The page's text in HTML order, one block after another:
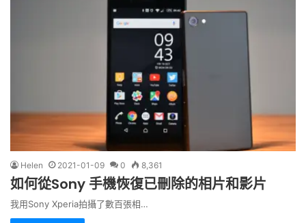
Helen 2021-01-09 0 8,361
如何從Sony 手機恢復已刪除的相片和影片
我用Sony Xperia拍攝了數百張相…